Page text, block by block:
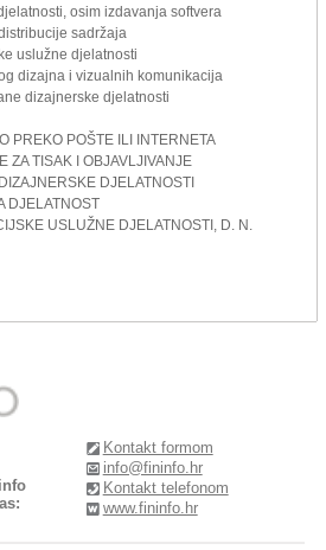
osim izdavanja softvera
sadržaja
uslužne djelatnosti
dizajna i vizualnih komunikacija
dizajnerske djelatnosti
PREKO POŠTE ILI INTERNETA
ZA TISAK I OBJAVLJIVANJE
DJELATNOSTI
DJELATNOST
USLUŽNE DJELATNOSTI, D. N.
Kontakt formom
info@fininfo.hr
Kontakt telefonom
www.fininfo.hr